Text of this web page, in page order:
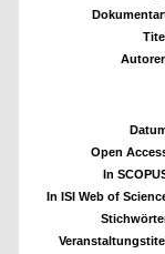
Open
In
In ISI Web of